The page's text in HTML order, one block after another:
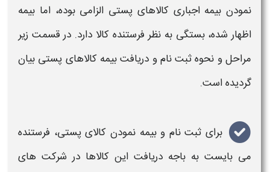
نمودن بیمهاجباری کالاهای پستی الزامی بوده، اما بیمه
اظهار شده، بستگی به نظر فرستنده کالا دارد. در قسمت زیر
مراحل و نحوهثبت نامو دریافتبیمه کالاهای پستی بیان
گردیده است.
برای ثبت نام وبیمه نمودن کالای پستی، فرستنده
می بایست به باجه دریافت این کالاها در شرکت های